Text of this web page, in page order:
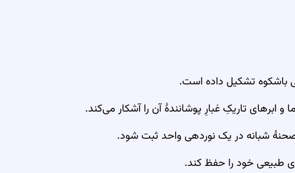
باشکوه تشکیل داده است.
ابرهای تاریکِ غبارِ پوشانندهٔ آن را آشکار می‌کند.
صحنهٔ شبانه در یک نوردهی واحد ثبت شود.
طبیعی خود را حفظ کند.